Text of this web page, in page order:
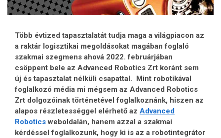
Több évtized tapasztalatát tudja maga a világpiacon az
a raktár logisztikai megoldásokat magában foglaló
szakmai szegmens ahová 2022. februárjában
csöppent bele az Advanced Robotics Zrt koránt sem
új és tapasztalat nélküli csapattal. Mint robotikával
foglalkozó média mi mégsem az Advanced Robotics
Zrt dolgozóinak történetével foglalkoznánk, hiszen az
alapos részletességgel elérhető az Advanced
Roboticsweboldalán, hanem azzal a szakmai
kérdéssel foglalkozunk, hogy ki is az a robotintegrátor